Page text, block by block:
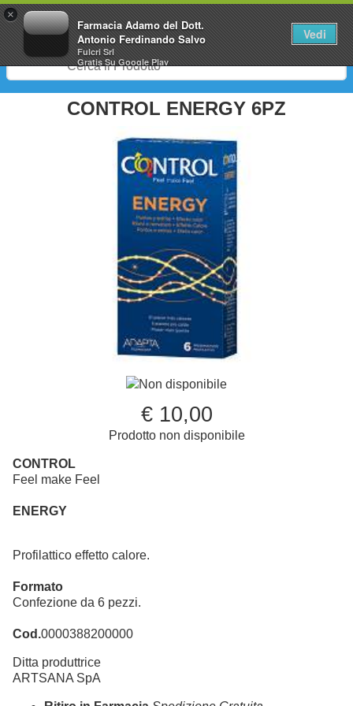
×
Farmacia Adamo del Dott.
Antonio Ferdinando Salvo
Fulcri Srl
GratisSu Google Play
Vedi
0
CONTROL ENERGY 6PZ
Non disponibile
€ 10,00
Prodotto non disponibile
CONTROL
Feel make Feel
ENERGY
Profilattico effetto calore.
Formato
Confezione da 6 pezzi.
Cod.0000388200000
Ditta produttrice
ARTSANA SpA